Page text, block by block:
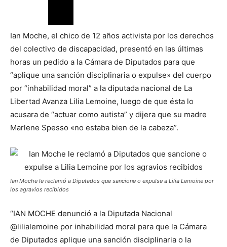
Ian Moche, el chico de 12 años activista por los derechos
del colectivo de discapacidad, presentó en las últimas
horas un pedido a la Cámara de Diputados para que
“aplique una sanción disciplinaria o expulse» del cuerpo
por “inhabilidad moral” a la diputada nacional de La
Libertad Avanza Lilia Lemoine, luego de que ésta lo
acusara de “actuar como autista” y dijera que su madre
Marlene Spesso «no estaba bien de la cabeza”.
Ian Moche le reclamó a Diputados que sancione o expulse a Lilia Lemoine por
los agravios recibidos
“IAN MOCHE denunció a la Diputada Nacional
@lilialemoine por inhabilidad moral para que la Cámara
de Diputados aplique una sanción disciplinaria o la